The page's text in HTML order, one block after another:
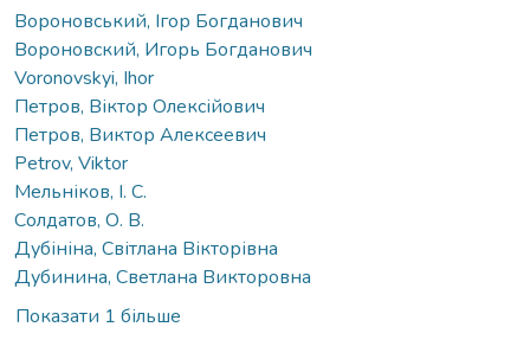
Вороновський, Ігор Богданович
Вороновский, Игорь Богданович
Voronovskyi, Ihor
Петров, Віктор Олексійович
Петров, Виктор Алексеевич
Petrov, Viktor
Мельніков, І. С.
Солдатов, О. В.
Дубініна, Світлана Вікторівна
Дубинина, Светлана Викторовна
Показати 1 більше